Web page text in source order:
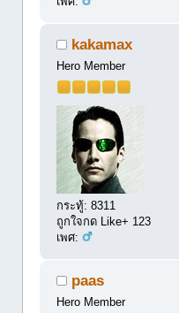
kakamax
Hero Member
กระทู้: 8311
ถูกใจกด Like+ 123
เพศ:
paas
Hero Member